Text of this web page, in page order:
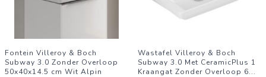
Fontein Villeroy & Boch
Subway 3.0 Zonder Overloop
50x40x14.5 cm Wit Alpin
Wastafel Villeroy & Boch
Subway 3.0 Met CeramicPlus 1
Kraangat Zonder Overloop 6...